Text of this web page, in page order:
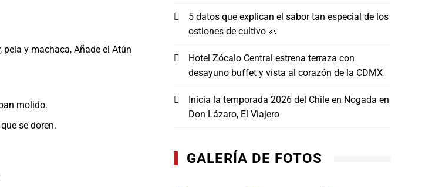
y machaca, Añade el Atún
molido.
se doren.
5 datos que explican el sabor tan especial de los
ostiones de cultivo 🦪
Hotel Zócalo Central estrena terraza con
desayuno buffet y vista al corazón de la CDMX
Inicia la temporada 2026 del Chile en Nogada en
Don Lázaro, El Viajero
GALERÍA DE FOTOS